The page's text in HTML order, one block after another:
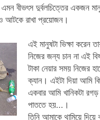
বীভৎস দুর্বলচিত্তের একজন
আটকে রাখা প্রয়োজন।
এই মানুষটা ভিক্ষা করেন
নিজের জন্য চান না এই
টাকা নেয়ার সময় নিজের
ক্যান। এইটা দিয়া আমি কি
একবার আমি খানিকটা
পাততে হয়...।
তিনি আমাকে থামিয়ে